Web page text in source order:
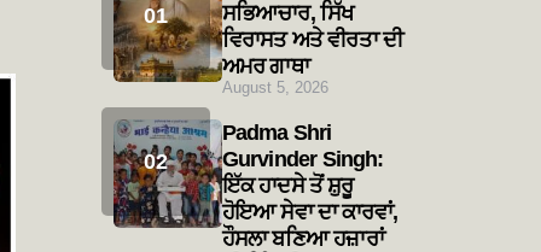
ਸਭਿਆਚਾਰ, ਸਿੱਖ
ਵਿਰਾਸਤ ਅਤੇ ਵੀਰਤਾ ਦੀ
ਅਮਰ ਗਾਥਾ
August 5, 2026
Padma Shri
Gurvinder Singh:
ਇੱਕ ਹਾਦਸੇ ਤੋਂ ਸ਼ੁਰੂ
ਹੋਇਆ ਸੇਵਾ ਦਾ ਕਾਰਵਾਂ,
ਹੌਸਲਾ ਬਣਿਆ ਹਜ਼ਾਰਾਂ